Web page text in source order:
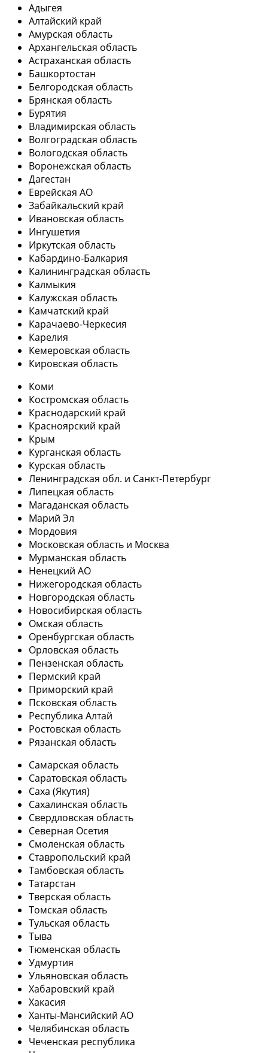
Адыгея
Алтайский край
Амурская область
Архангельская область
Астраханская область
Башкортостан
Белгородская область
Брянская область
Бурятия
Владимирская область
Волгоградская область
Вологодская область
Воронежская область
Дагестан
Еврейская АО
Забайкальский край
Ивановская область
Ингушетия
Иркутская область
Кабардино-Балкария
Калининградская область
Калмыкия
Калужская область
Камчатский край
Карачаево-Черкесия
Карелия
Кемеровская область
Кировская область
Коми
Костромская область
Краснодарский край
Красноярский край
Крым
Курганская область
Курская область
Ленинградская обл. и Санкт-Петербург
Липецкая область
Магаданская область
Марий Эл
Мордовия
Московская область и Москва
Мурманская область
Ненецкий АО
Нижегородская область
Новгородская область
Новосибирская область
Омская область
Оренбургская область
Орловская область
Пензенская область
Пермский край
Приморский край
Псковская область
Республика Алтай
Ростовская область
Рязанская область
Самарская область
Саратовская область
Саха (Якутия)
Сахалинская область
Свердловская область
Северная Осетия
Смоленская область
Ставропольский край
Тамбовская область
Татарстан
Тверская область
Томская область
Тульская область
Тыва
Тюменская область
Удмуртия
Ульяновская область
Хабаровский край
Хакасия
Ханты-Мансийский АО
Челябинская область
Чеченская республика